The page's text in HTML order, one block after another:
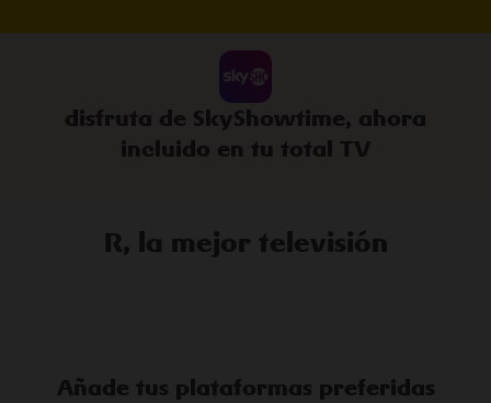
disfruta de SkyShowtime, ahora
incluido en tu total TV
R, la mejor televisión
Añade tus plataformas preferidas